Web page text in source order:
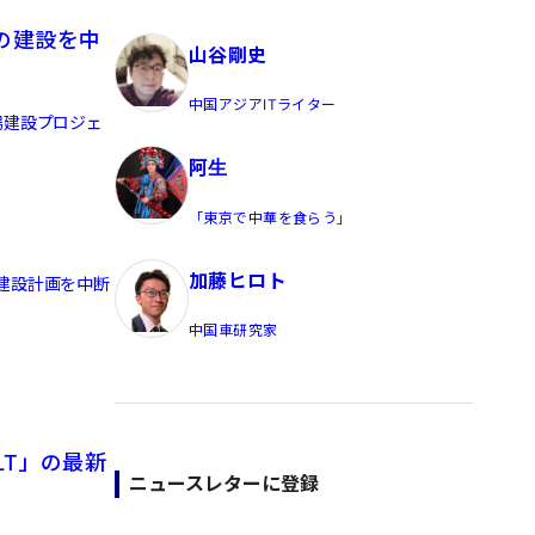
建設を中
設プロジェ
設計画を中断
」の最新
山谷剛史
中国アジアITライター
阿生
「東京で中華を食らう」
加藤ヒロト
中国車研究家
ニュースレターに登録